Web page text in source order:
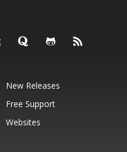
New Releases
Free Support
Websites